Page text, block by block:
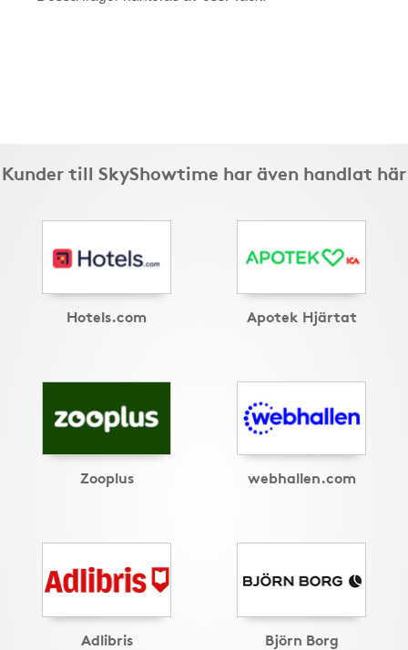
Kunder till SkyShowtime har även handlat här
Hotels.com Apotek Hjärtat
Zooplus webhallen.com
Adlibris Björn Borg